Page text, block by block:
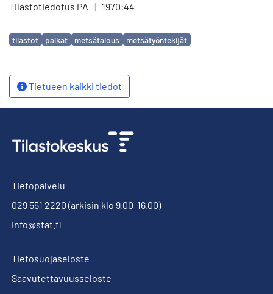
Tilastotiedotus PA | 1970:44
Avainsanat
tilastot palkat metsätalous metsätyöntekijät
Tietueen kaikki tiedot
Tietopalvelu
029 551 2220 (arkisin klo 9.00-16.00)
info@stat.fi
Tietosuojaseloste
Saavutettavuusseloste